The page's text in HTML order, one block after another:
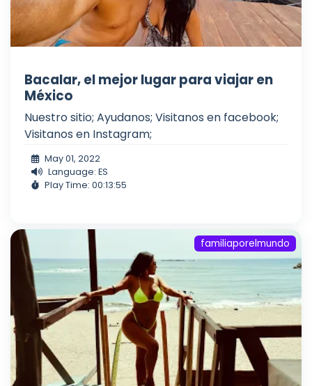
Bacalar, el mejor lugar para viajar en
México
Nuestro sitio; Ayudanos; Visitanos en facebook;
Visitanos en Instagram;
May 01, 2022
Language: ES
Play Time: 00:13:55
familiaporelmundo